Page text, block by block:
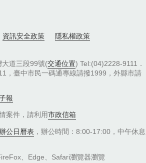
資訊安全政策 隱私權政策
道三段99號(交通位置) Tel:(04)2228-9111．
，臺中市民一碼通專線請撥1999，外縣市請
報
案件，請利用市政信箱
公日曆表 ，辦公時間：8:00-17:00，中午休息
、Edge、Safari瀏覽器瀏覽